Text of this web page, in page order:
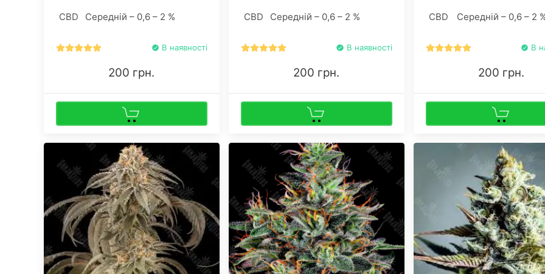
CBD Середній – 0,6 – 2 %
В наявності
200 грн.
CBD Середній – 0,6 – 2 %
В наявності
200 грн.
Kush.
CBD Середній – 0,6 – 2
В
200 грн.